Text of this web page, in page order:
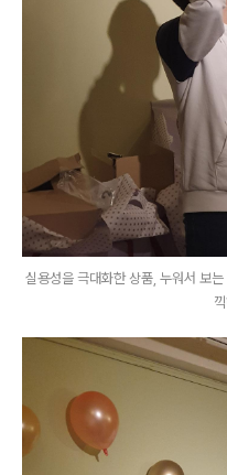
실용성을 극대화한 상품, 누워서 보